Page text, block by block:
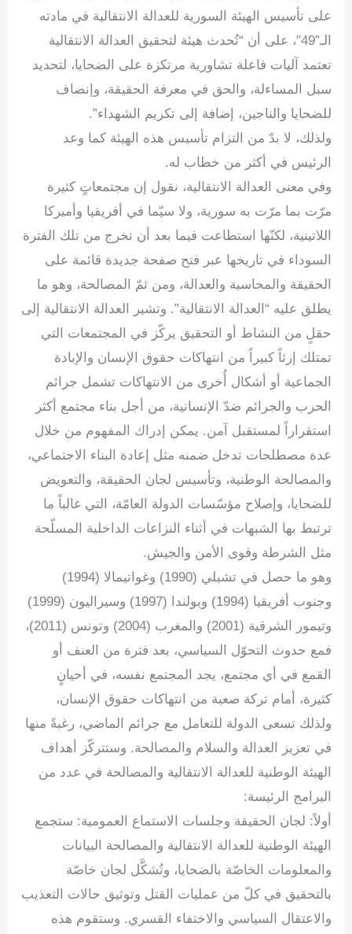
على تأسيس الهيئة السورية للعدالة الانتقالية في مادته
الـ”49″، على أن “تُحدث هيئة لتحقيق العدالة الانتقالية
تعتمد آليات فاعلة تشاورية مرتكزة على الضحايا، لتحديد
سبل المساءلة، والحق في معرفة الحقيقة، وإنصاف
للضحايا والناجين، إضافة إلى تكريم الشهداء”.
ولذلك، لا بدّ من التزام تأسيس هذه الهيئة كما وعد
الرئيس في أكثر من خطاب له.
وفي معنى العدالة الانتقالية، نقول إن مجتمعاتٍ كثيرة
مرّت بما مرّت به سورية، ولا سيّما في أفريقيا وأميركا
اللاتينية، لكنّها استطاعت فيما بعد أن تخرج من تلك الفترة
السوداء في تاريخها عبر فتح صفحة جديدة قائمة على
الحقيقة والمحاسبة والعدالة، ومن ثمّ المصالحة، وهو ما
يطلق عليه “العدالة الانتقالية”. وتشير العدالة الانتقالية إلى
حقلٍ من النشاط أو التحقيق يركّز في المجتمعات التي
تمتلك إرثاً كبيراً من انتهاكات حقوق الإنسان والإبادة
الجماعية أو أشكال أُخرى من الانتهاكات تشمل جرائم
الحرب والجرائم ضدّ الإنسانية، من أجل بناء مجتمع أكثر
استقراراً لمستقبل آمن. يمكن إدراك المفهوم من خلال
عدة مصطلحات تدخل ضمنه مثل إعادة البناء الاجتماعي،
والمصالحة الوطنية، وتأسيس لجان الحقيقة، والتعويض
للضحايا، وإصلاح مؤسّسات الدولة العامّة، التي غالباً ما
ترتبط بها الشبهات في أثناء النزاعات الداخلية المسلّحة
مثل الشرطة وقوى الأمن والجيش.
وهو ما حصل في تشيلي (1990) وغواتيمالا (1994)
وجنوب أفريقيا (1994) وبولندا (1997) وسيراليون (1999)
وتيمور الشرقية (2001) والمغرب (2004) وتونس (2011)،
فمع حدوث التحوّل السياسي، بعد فترة من العنف أو
القمع في أي مجتمع، يجد المجتمع نفسه، في أحيانٍ
كثيرة، أمام تركة صعبة من انتهاكات حقوق الإنسان،
ولذلك تسعى الدولة للتعامل مع جرائم الماضي، رغبةً منها
في تعزيز العدالة والسلام والمصالحة. وستتركّز أهداف
الهيئة الوطنية للعدالة الانتقالية والمصالحة في عدد من
البرامج الرئيسة:
أولاً: لجان الحقيقة وجلسات الاستماع العمومية: ستجمع
الهيئة الوطنية للعدالة الانتقالية والمصالحة البيانات
والمعلومات الخاصّة بالضحايا، وتُشكَّل لجان خاصّة
بالتحقيق في كلّ من عمليات القتل وتوثيق حالات التعذيب
والاعتقال السياسي والاختفاء القسري. وستقوم هذه